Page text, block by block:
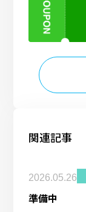
関連記事
2026.05.26
準備中